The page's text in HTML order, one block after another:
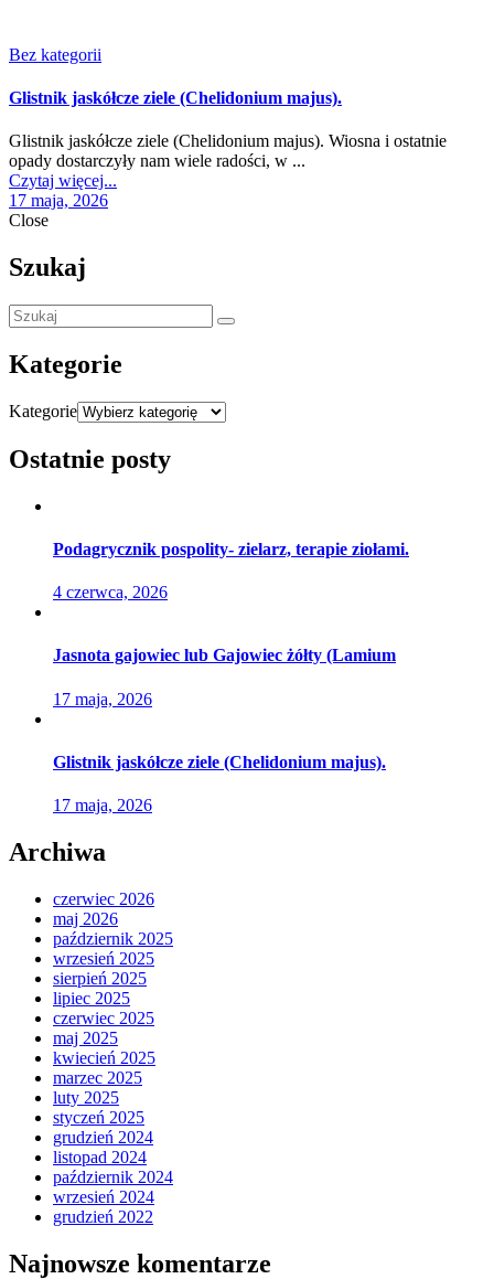
Bez kategorii
Glistnik jaskółcze ziele (Chelidonium majus).
Glistnik jaskółcze ziele (Chelidonium majus). Wiosna i ostatnie
opady dostarczyły nam wiele radości, w ...
Czytaj więcej...
17 maja, 2026
Close
Szukaj
Kategorie
Kategorie
Ostatnie posty
Podagrycznik pospolity- zielarz, terapie ziołami.
4 czerwca, 2026
Jasnota gajowiec lub Gajowiec żółty (Lamium
17 maja, 2026
Glistnik jaskółcze ziele (Chelidonium majus).
17 maja, 2026
Archiwa
czerwiec 2026
maj 2026
październik 2025
wrzesień 2025
sierpień 2025
lipiec 2025
czerwiec 2025
maj 2025
kwiecień 2025
marzec 2025
luty 2025
styczeń 2025
grudzień 2024
listopad 2024
październik 2024
wrzesień 2024
grudzień 2022
Najnowsze komentarze